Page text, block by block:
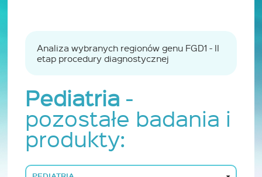
Analiza wybranych regionów genu FGD1 - II
etap procedury diagnostycznej
Pediatria -
pozostałe badania i
produkty: